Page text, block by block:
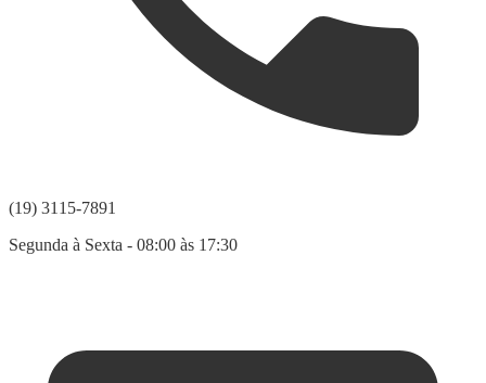
(19) 3115-7891
Segunda à Sexta - 08:00 às 17:30